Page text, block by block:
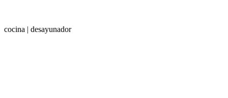
cocina | desayunador